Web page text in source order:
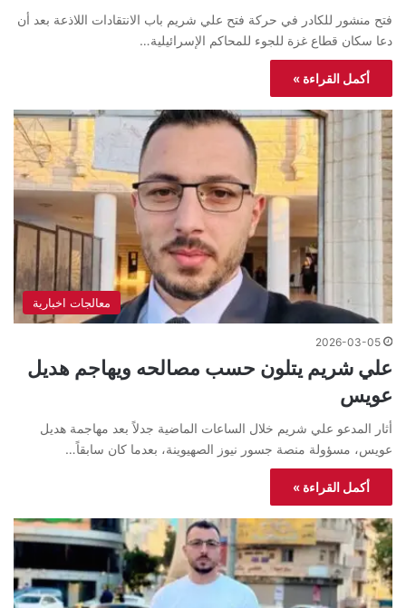
فتح منشور للكادر في حركة فتح علي شريم باب الانتقادات اللاذعة بعد أن
دعا سكان قطاع غزة للجوء للمحاكم الإسرائيلية…
أكمل القراءة »
معالجات اخبارية
2026-03-05
علي شريم يتلون حسب مصالحه ويهاجم هديل
عويس
أثار المدعو علي شريم خلال الساعات الماضية جدلاً بعد مهاجمة هديل
عويس، مسؤولة منصة جسور نيوز الصهيوينة، بعدما كان سابقاً…
أكمل القراءة »